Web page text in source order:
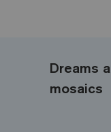
Dreams
mosaics